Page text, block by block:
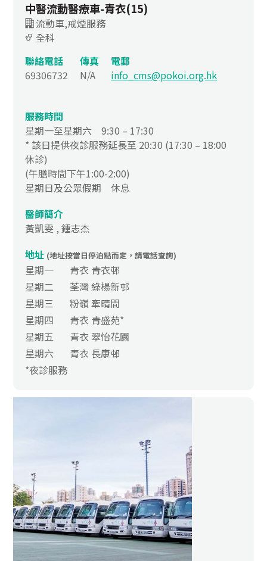
中醫流動醫療車-青衣(15)
流動車,戒煙服務
全科
聯絡電話
69306732
傳真
N/A
電郵
info_cms@pokoi.org.hk
服務時間
星期一至星期六 9:30 – 17:30
* 該日提供夜診服務延長至 20:30 (17:30 – 18:00
休診)
(午膳時間下午1:00-2:00)
星期日及公眾假期 休息
醫師簡介
黃凱雯 , 鍾志杰
地址 (地址按當日停泊點而定，請電話查詢)
星期一
青衣 青衣邨
星期二
荃灣 綠楊新邨
星期三
粉嶺 牽晴間
星期四
青衣 青盛苑*
星期五
青衣 翠怡花園
星期六
青衣 長康邨
*夜診服務